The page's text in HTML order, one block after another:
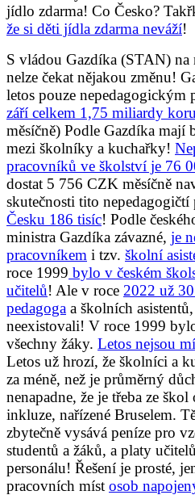
jídlo zdarma! Co Česko?
že si děti jídla zdarma neváží!
S vládou Gazdíka (STAN)
nelze čekat nějakou změnu!
letos pouze nepedagogickým
září celkem 1,75 miliardy
měsíčně) Podle Gazdíka mají
mezi školníky a kuchařky!
pracovníků ve školství je 76
dostat 5 756 CZK měsíčně
skutečnosti tito nepedagogičtí
Česku 186 tisíc! Podle
ministra Gazdíka závazné, je
pracovníkem i tzv. školní
roce 1999 bylo v českém
učitelů! Ale v roce 2022 už
pedagoga a školních
neexistovali! V roce 1999
všechny žáky. Letos nejsou
Letos už hrozí, že školníci a
za méně, než je průměrný
nenapadne, že je třeba ze
inkluze, nařízené Bruselem.
zbytečně vysává peníze pro
studentů a žáků, a platy
personálu! Řešení je prosté,
pracovních míst osob